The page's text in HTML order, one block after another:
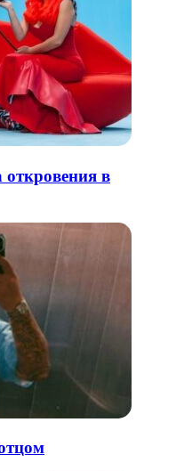
в